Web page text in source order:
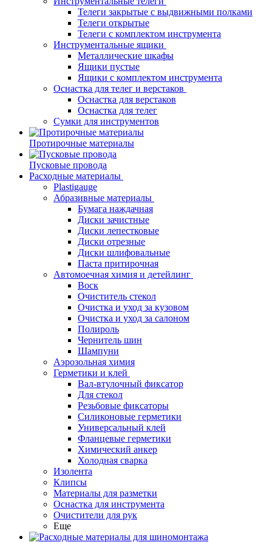
Телеги закрытые с выдвижными полками
Телеги открытые
Телеги с комплектом инструмента
Инструментальные ящики
Металлические шкафы
Ящики пустые
Ящики с комплектом инструмента
Оснастка для телег и верстаков
Оснастка для верстаков
Оснастка для телег
Сумки для инструментов
Протирочные материалы
Пусковые провода
Расходные материалы
Plastigauge
Абразивные материалы
Бумага наждачная
Диски зачистные
Диски лепестковые
Диски отрезные
Диски шлифовальные
Паста притирочная
Автомоечная химия и детейлинг
Воск
Очиститель стекол
Очистка и уход за кузовом
Очистка и уход за салоном
Полироль
Чернитель шин
Шампуни
Аэрозольная химия
Герметики и клей
Вал-втулочный фиксатор
Для стекол
Резьбовые фиксаторы
Силиконовые герметики
Универсальный клей
Фланцевые герметики
Химический анкер
Холодная сварка
Изолента
Клипсы
Материалы для разметки
Оснастка для инструмента
Очистители для рук
Еще